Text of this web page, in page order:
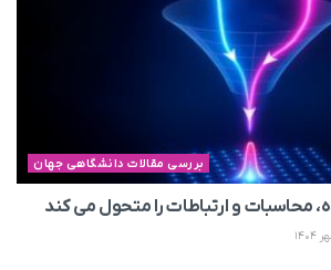
بررسی مقالات دانشگاهی جهان
محاسبات و ارتباطات را متحول می کند